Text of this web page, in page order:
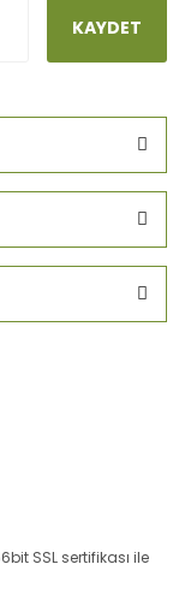
KAYDET
SSL sertifikası ile